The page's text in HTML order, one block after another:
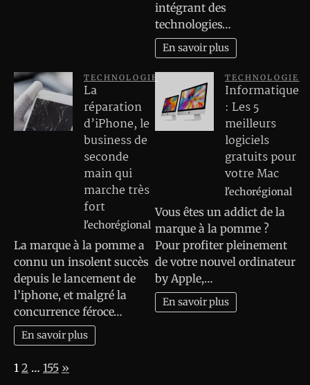
intégrant des
technologies…
En savoir plus
TECHNOLOGIE
La
réparation
d’iPhone, le
business de
seconde
main qui
marche très
fort
l'echorégional
La marque à la pomme a
connu un insolent succès
depuis le lancement de
l’iphone, et malgré la
concurrence féroce…
En savoir plus
TECHNOLOGIE
Informatique
: Les 5
meilleurs
logiciels
gratuits pour
votre Mac
l'echorégional
Vous êtes un addict de la
marque à la pomme ?
Pour profiter pleinement
de votre nouvel ordinateur
by Apple,…
En savoir plus
Page:
1 2 … 155 Next
»